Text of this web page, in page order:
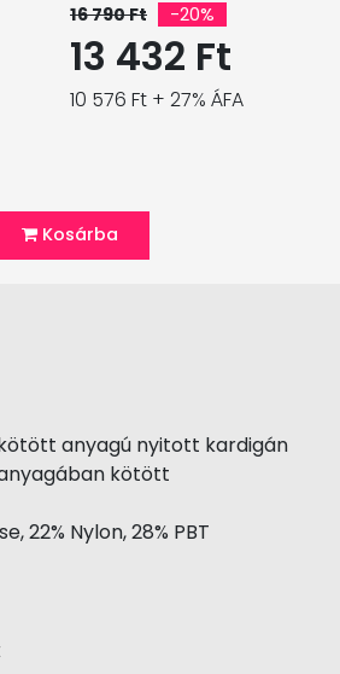
16 790 Ft -20%
13 432 Ft
10 576 Ft + 27% ÁFA
Kosárba
anyagú nyitott kardigán
kötött
22% Nylon, 28% PBT